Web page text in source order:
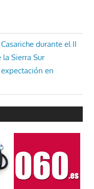
durante el II
Sierra Sur
en